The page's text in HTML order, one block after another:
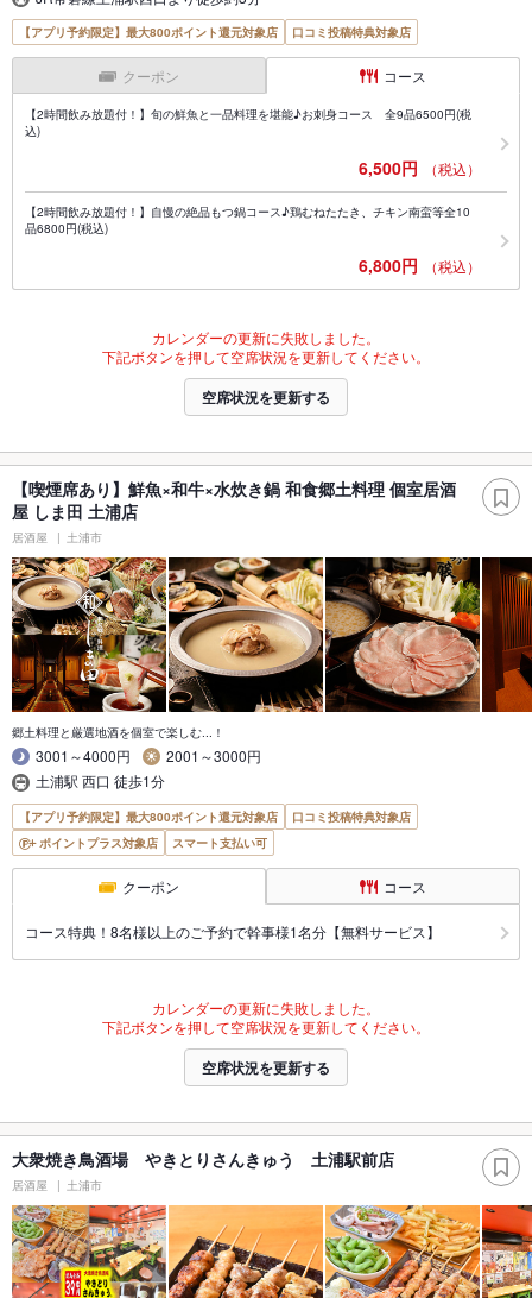
【アプリ予約限定】最大800ポイント還元対象店 口コミ投稿特典対象店
クーポン コース
【2時間飲み放題付！】旬の鮮魚と一品料理を堪能♪お刺身コース 全9品6500円(税
込)
6,500円 （税込）
【2時間飲み放題付！】自慢の絶品もつ鍋コース♪鶏むねたたき、チキン南蛮等全10
品6800円(税込)
6,800円 （税込）
カレンダーの更新に失敗しました。
下記ボタンを押して空席状況を更新してください。
空席状況を更新する
【喫煙席あり】鮮魚×和牛×水炊き鍋 和食郷土料理 個室居酒
屋 しま田 土浦店
居酒屋 土浦市
郷土料理と厳選地酒を個室で楽しむ...！
3001～4000円
2001～3000円
土浦駅 西口 徒歩1分
【アプリ予約限定】最大800ポイント還元対象店
口コミ投稿特典対象店
ポイントプラス対象店
スマート支払い可
クーポン コース
コース特典！8名様以上のご予約で幹事様1名分【無料サービス】
カレンダーの更新に失敗しました。
下記ボタンを押して空席状況を更新してください。
空席状況を更新する
大衆焼き鳥酒場 やきとりさんきゅう 土浦駅前店
居酒屋 土浦市